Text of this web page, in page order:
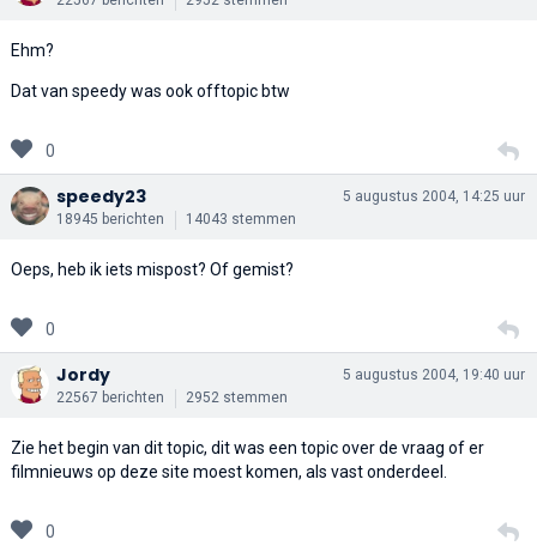
Ehm?
Dat van speedy was ook offtopic btw
0
speedy23
18945 berichten 14043 stemmen
5 augustus 2004, 14:25 uur
Oeps, heb ik iets mispost? Of gemist?
0
Jordy
22567 berichten 2952 stemmen
5 augustus 2004, 19:40 uur
Zie het begin van dit topic, dit was een topic over de vraag of er
filmnieuws op deze site moest komen, als vast onderdeel.
0